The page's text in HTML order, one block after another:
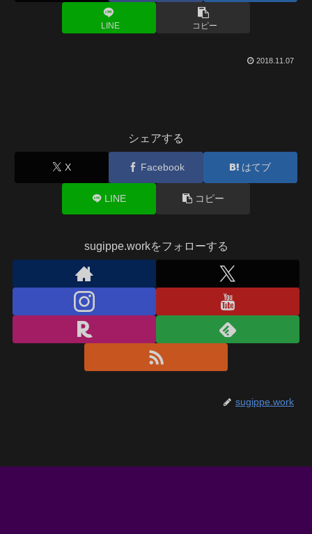
LINE コピー
2018.11.07
シェアする
X Facebook はてブ
LINE コピー
sugippe.workをフォローする
sugippe.work